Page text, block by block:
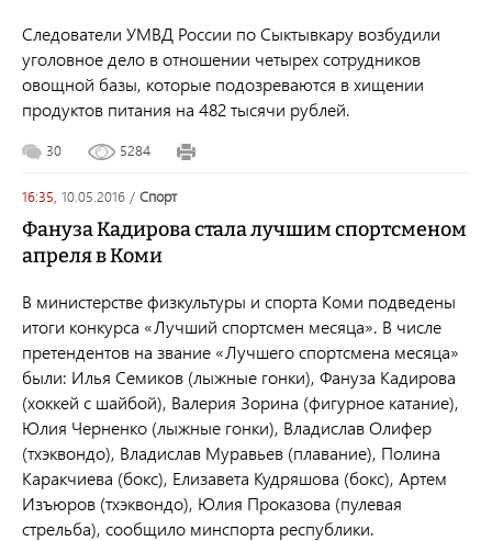
Следователи УМВД России по Сыктывкару возбудили
уголовное дело в отношении четырех сотрудников
овощной базы, которые подозреваются в хищении
продуктов питания на 482 тысячи рублей.
30 5284
16:35, 10.05.2016 / спорт
Фануза Кадирова стала лучшим спортсменом
апреля в Коми
В министерстве физкультуры и спорта Коми подведены
итоги конкурса «Лучший спортсмен месяца». В числе
претендентов на звание «Лучшего спортсмена месяца»
были: Илья Семиков (лыжные гонки), Фануза Кадирова
(хоккей с шайбой), Валерия Зорина (фигурное катание),
Юлия Черненко (лыжные гонки), Владислав Олифер
(тхэквондо), Владислав Муравьев (плавание), Полина
Каракчиева (бокс), Елизавета Кудряшова (бокс), Артем
Изъюров (тхэквондо), Юлия Проказова (пулевая
стрельба), сообщило минспорта республики.